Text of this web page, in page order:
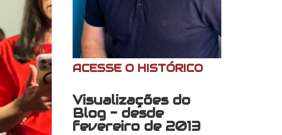
ACESSE O HISTÓRICO
Visualizações do
Blog - desde
fevereiro de 2013